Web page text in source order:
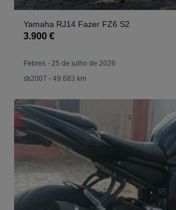
Yamaha RJ14 Fazer FZ6 S2
3.900 €
Febres - 25 de julho de 2026
2007 - 49.683 km